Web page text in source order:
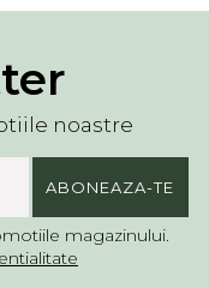
noastre
magazinului.